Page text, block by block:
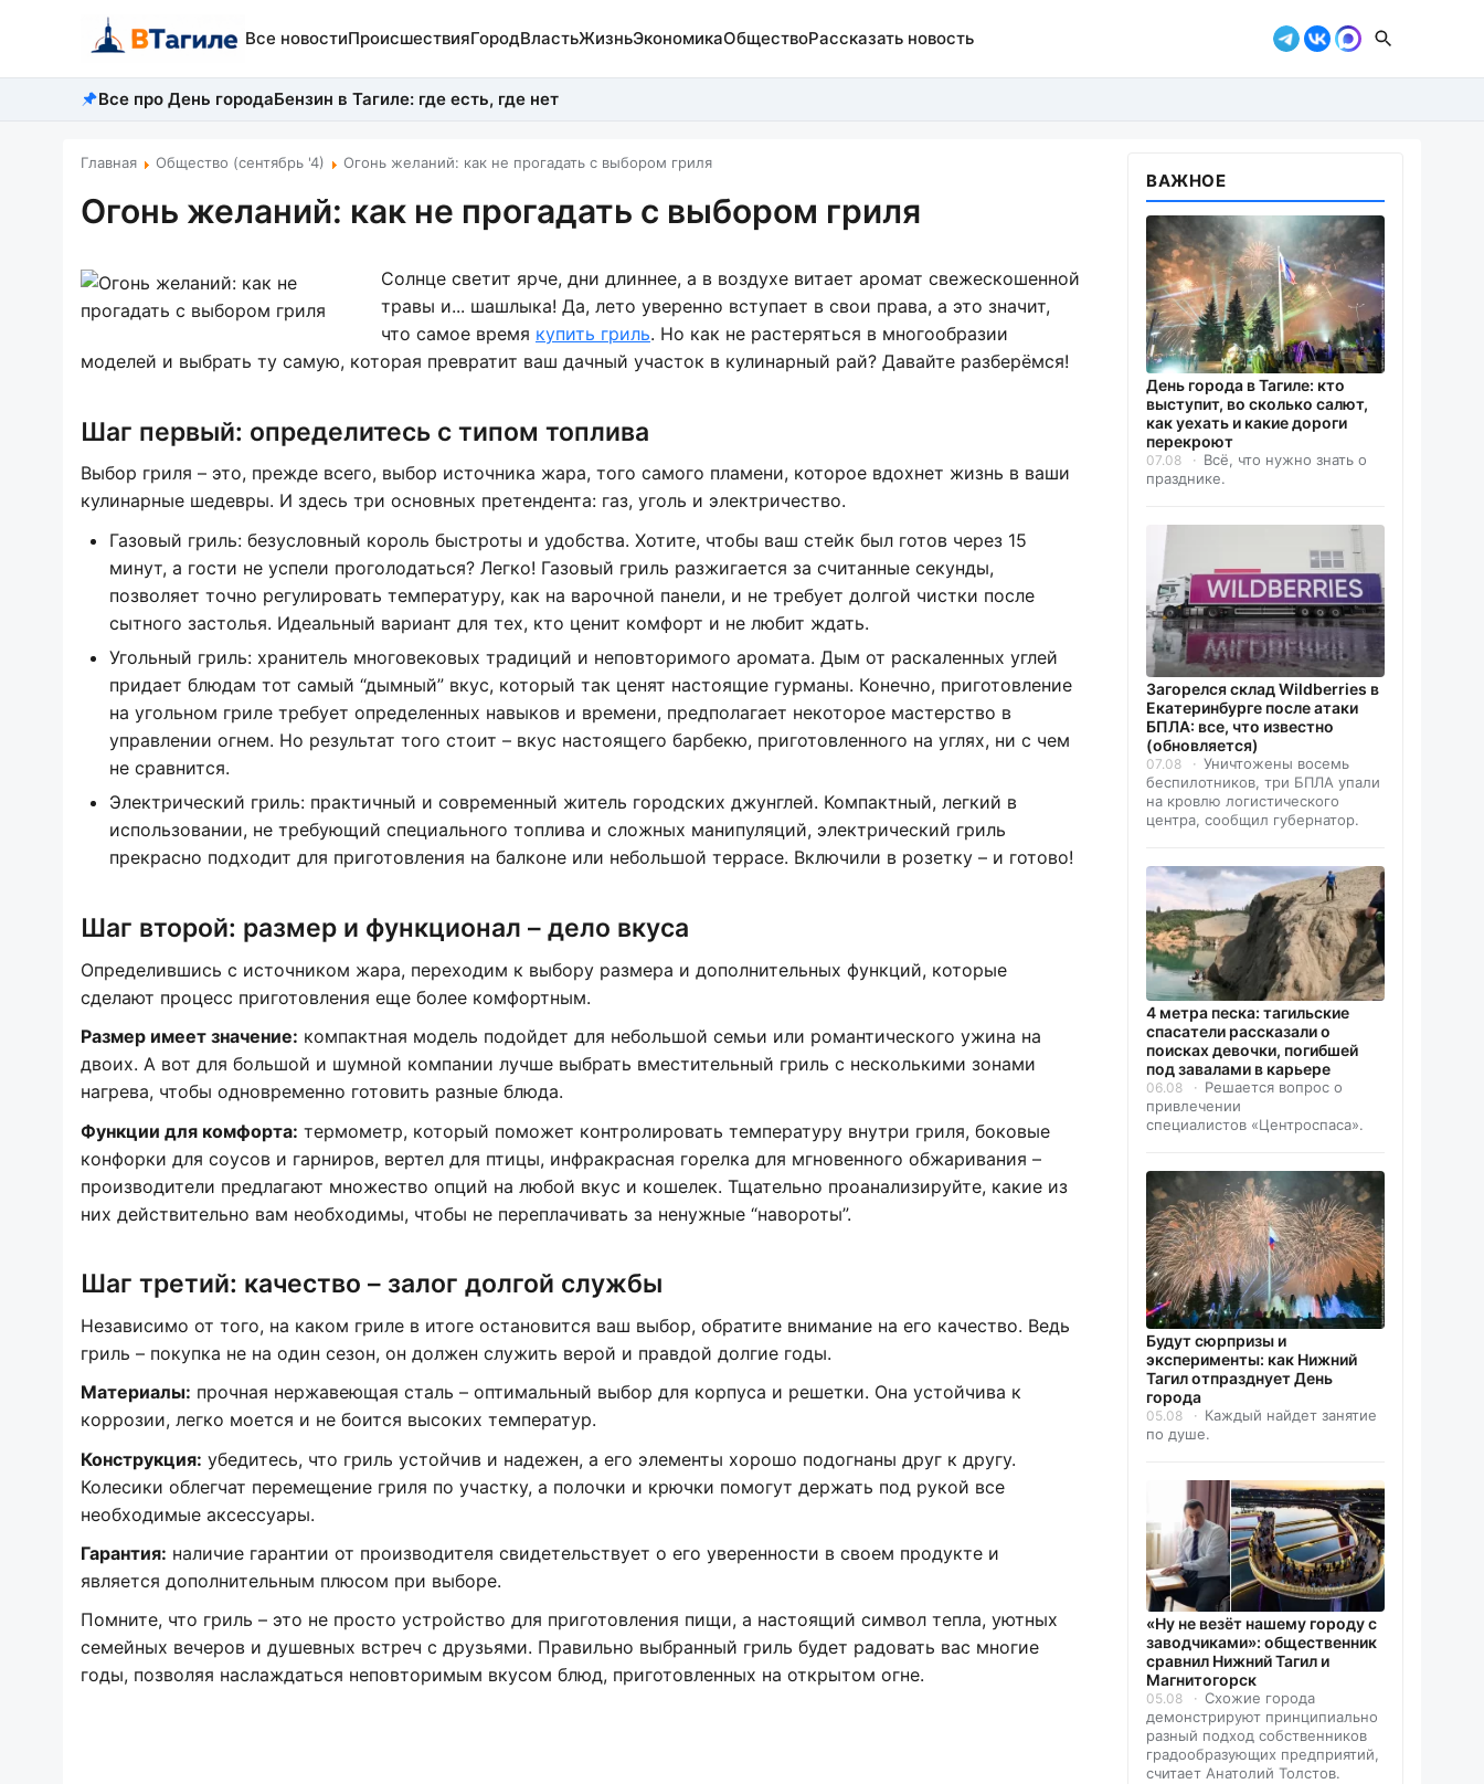
Все новостиПроисшествияГородВластьЖизньЭкономикаОбществоРассказать новость
Все про День городаБензин в Тагиле: где есть, где нет
Главная Общество (сентябрь '4) Огонь желаний: как не прогадать с выбором гриля
Огонь желаний: как не прогадать с выбором гриля
Солнце светит ярче, дни длиннее, а в воздухе витает аромат свежескошенной
травы и... шашлыка! Да, лето уверенно вступает в свои права, а это значит,
что самое время купить гриль. Но как не растеряться в многообразии
моделей и выбрать ту самую, которая превратит ваш дачный участок в кулинарный рай? Давайте разберёмся!
Шаг первый: определитесь с типом топлива
Выбор гриля – это, прежде всего, выбор источника жара, того самого пламени, которое вдохнет жизнь в ваши
кулинарные шедевры. И здесь три основных претендента: газ, уголь и электричество.
Газовый гриль: безусловный король быстроты и удобства. Хотите, чтобы ваш стейк был готов через 15
минут, а гости не успели проголодаться? Легко! Газовый гриль разжигается за считанные секунды,
позволяет точно регулировать температуру, как на варочной панели, и не требует долгой чистки после
сытного застолья. Идеальный вариант для тех, кто ценит комфорт и не любит ждать.
Угольный гриль: хранитель многовековых традиций и неповторимого аромата. Дым от раскаленных углей
придает блюдам тот самый “дымный” вкус, который так ценят настоящие гурманы. Конечно, приготовление
на угольном гриле требует определенных навыков и времени, предполагает некоторое мастерство в
управлении огнем. Но результат того стоит – вкус настоящего барбекю, приготовленного на углях, ни с чем
не сравнится.
Электрический гриль: практичный и современный житель городских джунглей. Компактный, легкий в
использовании, не требующий специального топлива и сложных манипуляций, электрический гриль
прекрасно подходит для приготовления на балконе или небольшой террасе. Включили в розетку – и готово!
Шаг второй: размер и функционал – дело вкуса
Определившись с источником жара, переходим к выбору размера и дополнительных функций, которые
сделают процесс приготовления еще более комфортным.
Размер имеет значение: компактная модель подойдет для небольшой семьи или романтического ужина на
двоих. А вот для большой и шумной компании лучше выбрать вместительный гриль с несколькими зонами
нагрева, чтобы одновременно готовить разные блюда.
Функции для комфорта: термометр, который поможет контролировать температуру внутри гриля, боковые
конфорки для соусов и гарниров, вертел для птицы, инфракрасная горелка для мгновенного обжаривания –
производители предлагают множество опций на любой вкус и кошелек. Тщательно проанализируйте, какие из
них действительно вам необходимы, чтобы не переплачивать за ненужные “навороты”.
Шаг третий: качество – залог долгой службы
Независимо от того, на каком гриле в итоге остановится ваш выбор, обратите внимание на его качество. Ведь
гриль – покупка не на один сезон, он должен служить верой и правдой долгие годы.
Материалы: прочная нержавеющая сталь – оптимальный выбор для корпуса и решетки. Она устойчива к
коррозии, легко моется и не боится высоких температур.
Конструкция: убедитесь, что гриль устойчив и надежен, а его элементы хорошо подогнаны друг к другу.
Колесики облегчат перемещение гриля по участку, а полочки и крючки помогут держать под рукой все
необходимые аксессуары.
Гарантия: наличие гарантии от производителя свидетельствует о его уверенности в своем продукте и
является дополнительным плюсом при выборе.
Помните, что гриль – это не просто устройство для приготовления пищи, а настоящий символ тепла, уютных
семейных вечеров и душевных встреч с друзьями. Правильно выбранный гриль будет радовать вас многие
годы, позволяя наслаждаться неповторимым вкусом блюд, приготовленных на открытом огне.
ВАЖНОЕ
День города в Тагиле: кто
выступит, во сколько салют,
как уехать и какие дороги
перекроют
07.08
Всё, что нужно знать о
празднике.
Загорелся склад Wildberries в
Екатеринбурге после атаки
БПЛА: все, что известно
(обновляется)
07.08
Уничтожены восемь
беспилотников, три БПЛА упали
на кровлю логистического
центра, сообщил губернатор.
4 метра песка: тагильские
спасатели рассказали о
поисках девочки, погибшей
под завалами в карьере
06.08
Решается вопрос о
привлечении
специалистов «Центроспаса».
Будут сюрпризы и
эксперименты: как Нижний
Тагил отпразднует День
города
05.08
Каждый найдет занятие
по душе.
«Ну не везёт нашему городу с
заводчиками»: общественник
сравнил Нижний Тагил и
Магнитогорск
05.08
Схожие города
демонстрируют принципиально
разный подход собственников
градообразующих предприятий,
считает Анатолий Толстов.